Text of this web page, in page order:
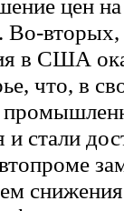
цен на
Во-
в США
что, в
стали
снижения